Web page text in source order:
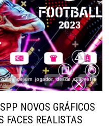
NOVOS GRÁFICOS
FACES REALISTAS